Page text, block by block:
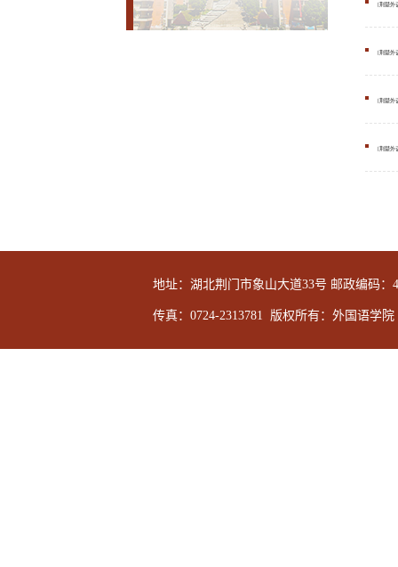
[荆楚外
[荆楚外
[荆楚外
[荆楚外
地址：湖北荆门市象山大道33号 邮政编码：
传真：0724-2313781 版权所有：外国语学院